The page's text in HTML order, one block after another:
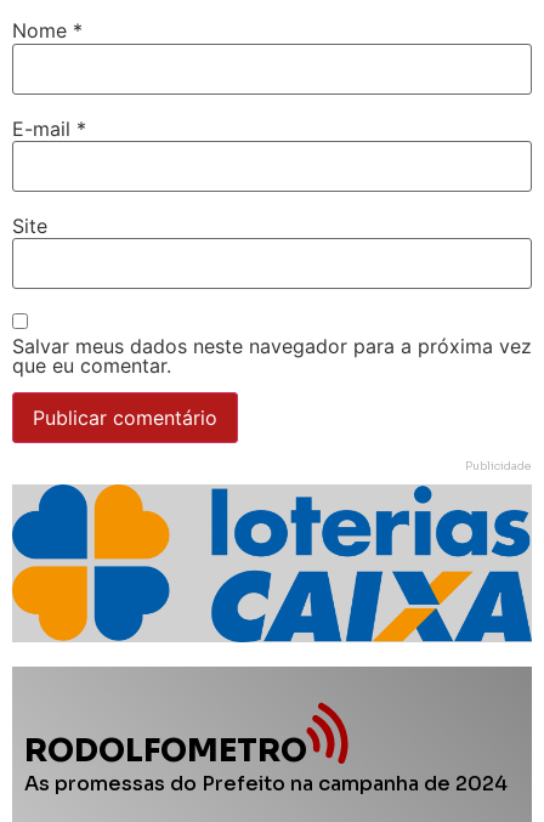
Nome *
E-mail *
Site
Salvar meus dados neste navegador para a próxima vez
que eu comentar.
Publicidade
RODOLFOMETRO
As promessas do Prefeito na campanha de 2024